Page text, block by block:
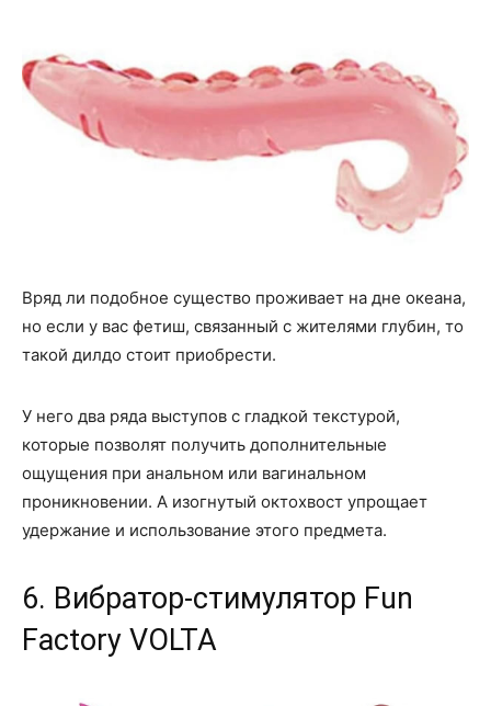
Вряд ли подобное существо проживает на дне океана,
но если у вас фетиш, связанный с жителями глубин, то
такой дилдо стоит приобрести.
У него два ряда выступов с гладкой текстурой,
которые позволят получить дополнительные
ощущения при анальном или вагинальном
проникновении. А изогнутый октохвост упрощает
удержание и использование этого предмета.
6. Вибратор-стимулятор Fun
Factory VOLTA